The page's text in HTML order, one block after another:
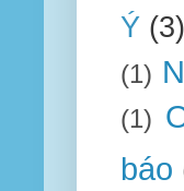
Ý (3)
(1)
(1)
báo